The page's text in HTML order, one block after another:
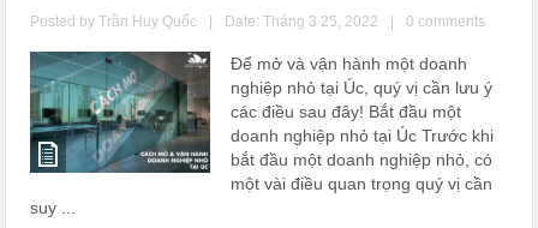
Posted byTrần Huy Quốc Date: Tháng 3 25, 2022 0 comments
Để mở và vận hành một doanh
nghiệp nhỏ tại Úc, quý vị cần lưu ý
các điều sau đây! Bắt đầu một
doanh nghiệp nhỏ tại Úc Trước khi
bắt đầu một doanh nghiệp nhỏ, có
một vài điều quan trọng quý vị cần
suy ...